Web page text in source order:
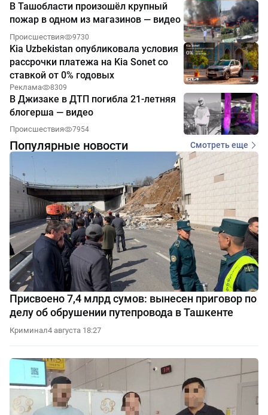
В Ташобласти произошёл крупный
пожар в одном из магазинов — видео
Происшествия 9730
Kia Uzbekistan опубликовала условия
рассрочки платежа на Kia Sonet со
ставкой от 0% годовых
Реклама 8309
В Джизаке в ДТП погибла 21-летняя
блогерша — видео
Происшествия 7954
Популярные новости Смотреть еще
Присвоено 7,4 млрд сумов: вынесен приговор по
делу об обрушении путепровода в Ташкенте
Криминал4 августа 18:27